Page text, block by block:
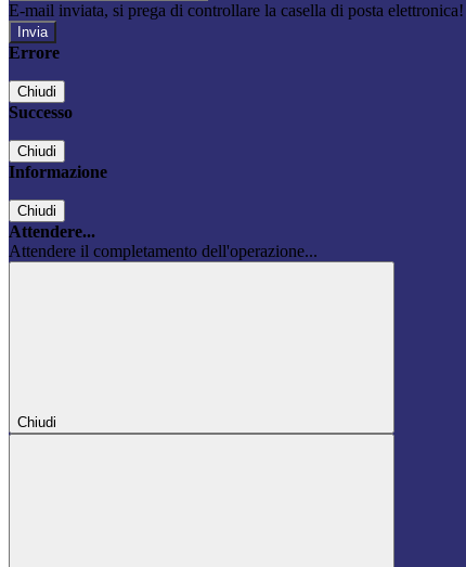
E-mail inviata, si prega di controllare la casella di posta elettronica!
Errore
Chiudi
Successo
Chiudi
Informazione
Chiudi
Attendere...
Attendere il completamento dell'operazione...
Chiudi